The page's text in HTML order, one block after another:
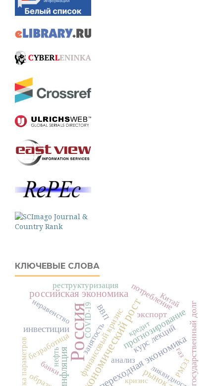
КЛЮЧЕВЫЕ СЛОВА
Россияэкономический рост
переходная экономика
инфляция
российская экономика
инвестиции прогнозированиегосударственный долг
финансовый кризискурс лекций
экспорт
занятость
реструктуризация потребление
безработица анализ
Китай
оценка параметров ликвидность
COVID-19
газ
кризис
неравенство
нефть
банки РМЭЗ
ВВП
кредит